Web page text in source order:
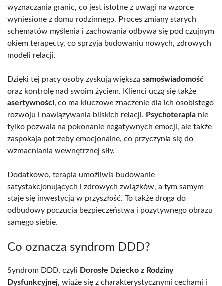
wyznaczania granic, co jest istotne z uwagi na wzorce
wyniesione z domu rodzinnego. Proces zmiany starych
schematów myślenia i zachowania odbywa się pod czujnym
okiem terapeuty, co sprzyja budowaniu nowych, zdrowych
modeli relacji.
Dzięki tej pracy osoby zyskują większą samoświadomość
oraz kontrolę nad swoim życiem. Klienci uczą się także
asertywności, co ma kluczowe znaczenie dla ich osobistego
rozwoju i nawiązywania bliskich relacji. Psychoterapia nie
tylko pozwala na pokonanie negatywnych emocji, ale także
zaspokaja potrzeby emocjonalne, co przyczynia się do
wzmacniania wewnętrznej siły.
Dodatkowo, terapia umożliwia budowanie
satysfakcjonujących i zdrowych związków, a tym samym
staje się inwestycją w przyszłość. To także droga do
odbudowy poczucia bezpieczeństwa i pozytywnego obrazu
samego siebie.
Co oznacza syndrom DDD?
Syndrom DDD, czyli Dorosłe Dziecko z Rodziny
Dysfunkcyjnej, wiąże się z charakterystycznymi cechami i